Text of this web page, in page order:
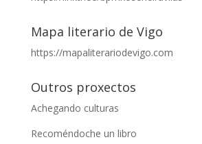
Mapa literario de Vigo
https://mapaliterariodevigo.com
Outros proxectos
Achegando culturas
Recoméndoche un libro